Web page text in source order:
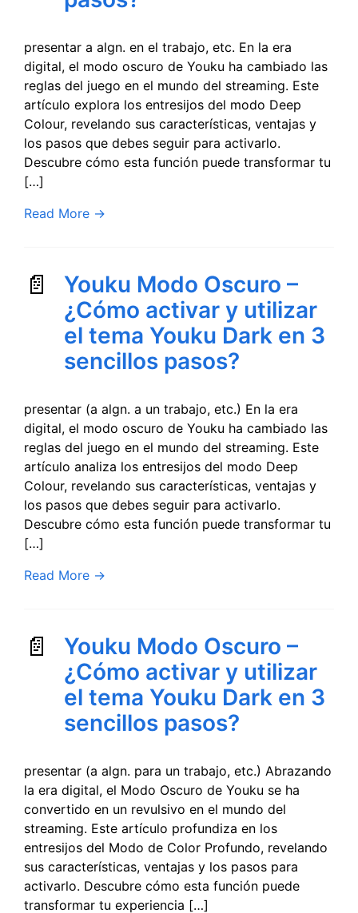
presentar a algn. en el trabajo, etc. En la era
digital, el modo oscuro de Youku ha cambiado las
reglas del juego en el mundo del streaming. Este
artículo explora los entresijos del modo Deep
Colour, revelando sus características, ventajas y
los pasos que debes seguir para activarlo.
Descubre cómo esta función puede transformar tu
[…]
Read More →
Youku Modo Oscuro –
¿Cómo activar y utilizar
el tema Youku Dark en 3
sencillos pasos?
presentar (a algn. a un trabajo, etc.) En la era
digital, el modo oscuro de Youku ha cambiado las
reglas del juego en el mundo del streaming. Este
artículo analiza los entresijos del modo Deep
Colour, revelando sus características, ventajas y
los pasos que debes seguir para activarlo.
Descubre cómo esta función puede transformar tu
[…]
Read More →
Youku Modo Oscuro –
¿Cómo activar y utilizar
el tema Youku Dark en 3
sencillos pasos?
presentar (a algn. para un trabajo, etc.) Abrazando
la era digital, el Modo Oscuro de Youku se ha
convertido en un revulsivo en el mundo del
streaming. Este artículo profundiza en los
entresijos del Modo de Color Profundo, revelando
sus características, ventajas y los pasos para
activarlo. Descubre cómo esta función puede
transformar tu experiencia […]